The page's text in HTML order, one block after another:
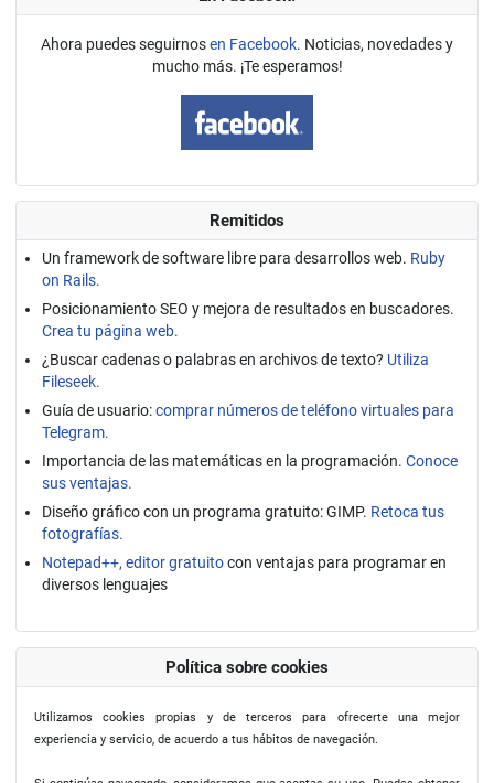
Ahora puedes seguirnosen Facebook. Noticias, novedades y
mucho más. ¡Te esperamos!
Remitidos
Un framework de software libre para desarrollos web. Ruby
on Rails.
Posicionamiento SEO y mejora de resultados en buscadores.
Crea tu página web.
¿Buscar cadenas o palabras en archivos de texto? Utiliza
Fileseek.
Guía de usuario:comprar números de teléfono virtuales para
Telegram.
Importancia de las matemáticas en la programación. Conoce
sus ventajas.
Diseño gráfico con un programa gratuito: GIMP. Retoca tus
fotografías.
Notepad++, editor gratuitocon ventajas para programar en
diversos lenguajes
Política sobre cookies
Utilizamos cookies propias y de terceros para ofrecerte una mejor
experiencia y servicio, de acuerdo a tus hábitos de navegación.